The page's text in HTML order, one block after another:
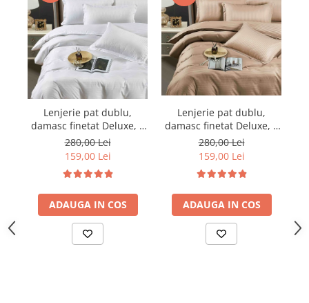
Lenjerie pat dublu,
damasc finetat Deluxe, 6
piese, cearceaf pat cu
elastic, Alb
280,00 Lei
159,00 Lei
ADAUGA IN COS
Lenjerie pat dublu,
damasc finetat Deluxe, 6
piese, cearceaf pat cu
elastic, Maro
280,00 Lei
159,00 Lei
ADAUGA IN COS